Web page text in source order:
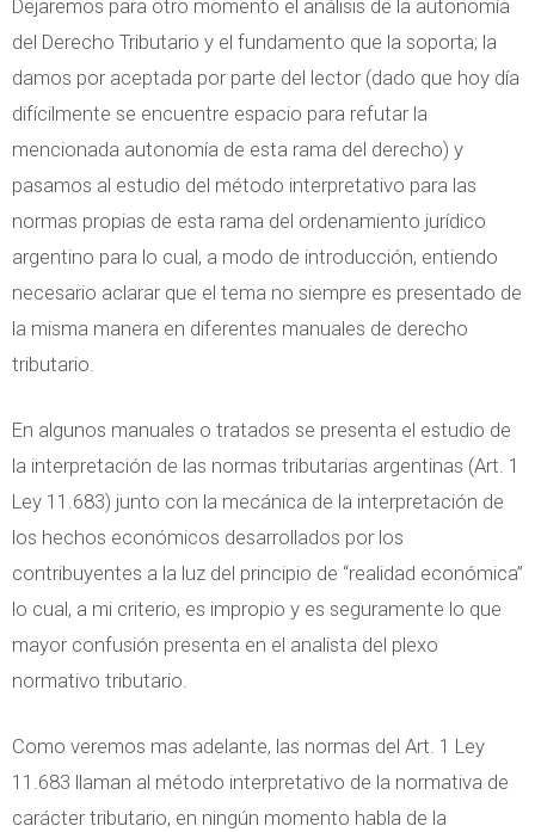
Dejaremos para otro momento el análisis de la autonomía
del Derecho Tributario y el fundamento que la soporta; la
damos por aceptada por parte del lector (dado que hoy día
difícilmente se encuentre espacio para refutar la
mencionada autonomía de esta rama del derecho) y
pasamos al estudio del método interpretativo para las
normas propias de esta rama del ordenamiento jurídico
argentino para lo cual, a modo de introducción, entiendo
necesario aclarar que el tema no siempre es presentado de
la misma manera en diferentes manuales de derecho
tributario.
En algunos manuales o tratados se presenta el estudio de
la interpretación de las normas tributarias argentinas (Art. 1
Ley 11.683) junto con la mecánica de la interpretación de
los hechos económicos desarrollados por los
contribuyentes a la luz del principio de “realidad económica”
lo cual, a mi criterio, es impropio y es seguramente lo que
mayor confusión presenta en el analista del plexo
normativo tributario.
Como veremos mas adelante, las normas del Art. 1 Ley
11.683 llaman al método interpretativo de la normativa de
carácter tributario, en ningún momento habla de la